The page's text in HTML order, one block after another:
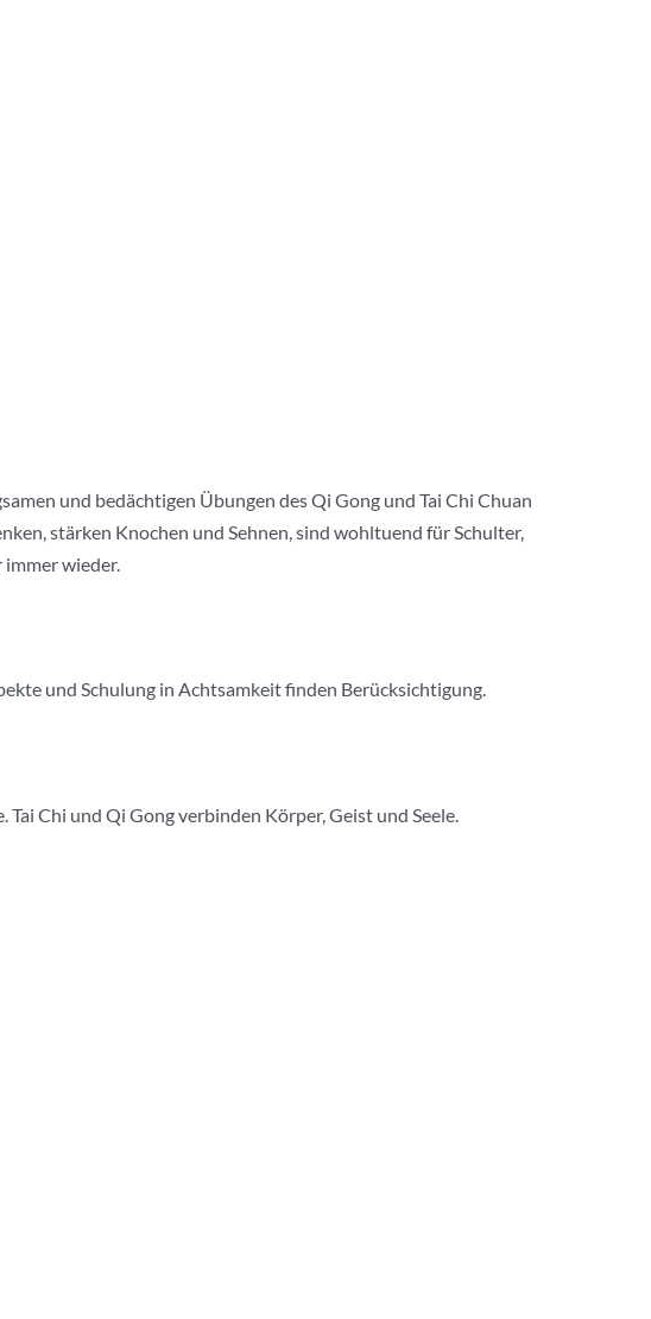
und bedächtigen Übungen des Qi Gong und Tai Chi Chuan
stärken Knochen und Sehnen, sind wohltuend für Schulter,
immer wieder.
und Schulung in Achtsamkeit finden Berücksichtigung.
Chi und Qi Gong verbinden Körper, Geist und Seele.